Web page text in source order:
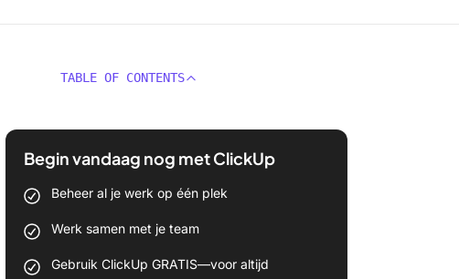
TABLE OF CONTENTS
Begin vandaag nog met ClickUp
Beheer al je werk op één plek
Werk samen met je team
Gebruik ClickUp GRATIS—voor altijd